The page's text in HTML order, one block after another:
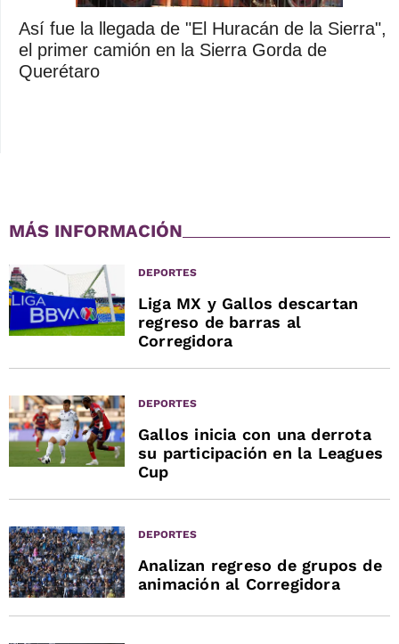
Así fue la llegada de "El Huracán de la Sierra",
el primer camión en la Sierra Gorda de
Querétaro
MÁS INFORMACIÓN
DEPORTES
Liga MX y Gallos descartan
regreso de barras al
Corregidora
DEPORTES
Gallos inicia con una derrota
su participación en la Leagues
Cup
DEPORTES
Analizan regreso de grupos de
animación al Corregidora